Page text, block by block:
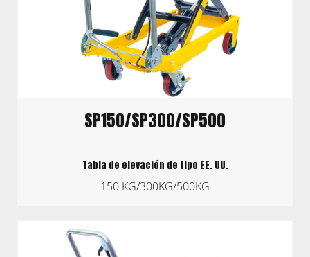
SP150/SP300/SP500
Tabla de elevación de tipo EE. UU.
150 KG/300KG/500KG